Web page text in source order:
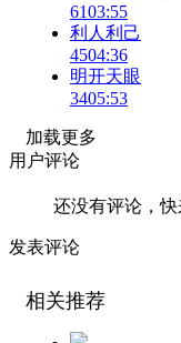
6103:55
利人利己
4504:36
明开天眼
3405:53
加载更多
用户评论
还没有评论，快
发表评论
相关推荐